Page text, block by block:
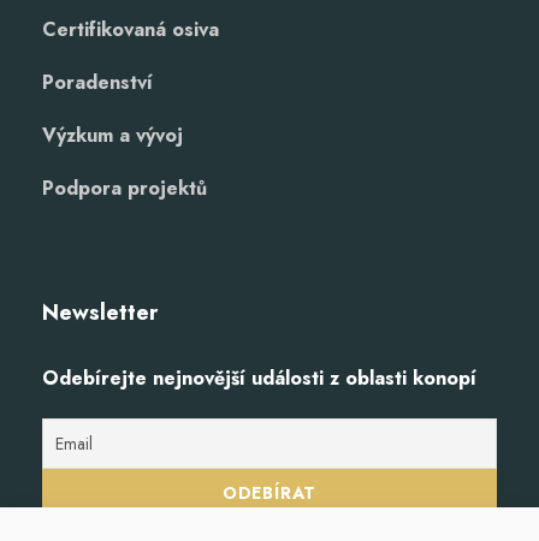
Certifikovaná osiva
Poradenství
Výzkum a vývoj
Podpora projektů
Newsletter
Odebírejte nejnovější události z oblasti konopí